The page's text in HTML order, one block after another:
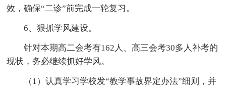
效，确保“二诊”前完成一轮复习。
6、狠抓学风建设。
针对本期高二会考有162人、高三会考30多人补考的
现状，务必继续抓好学风。
（1）认真学习学校发“教学事故界定办法”细则，并